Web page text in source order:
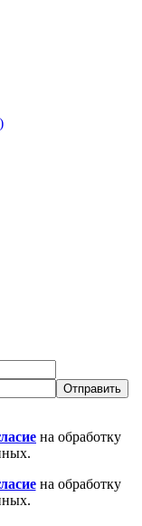
на обработку
на обработку